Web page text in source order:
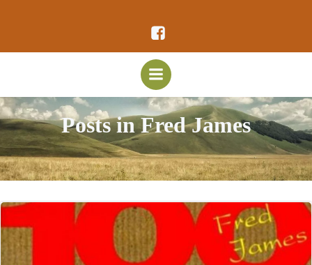
al
contenuto
Posts in Fred James